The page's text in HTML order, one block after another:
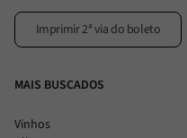
Imprimir 2ª via do boleto
MAIS BUSCADOS
Vinhos